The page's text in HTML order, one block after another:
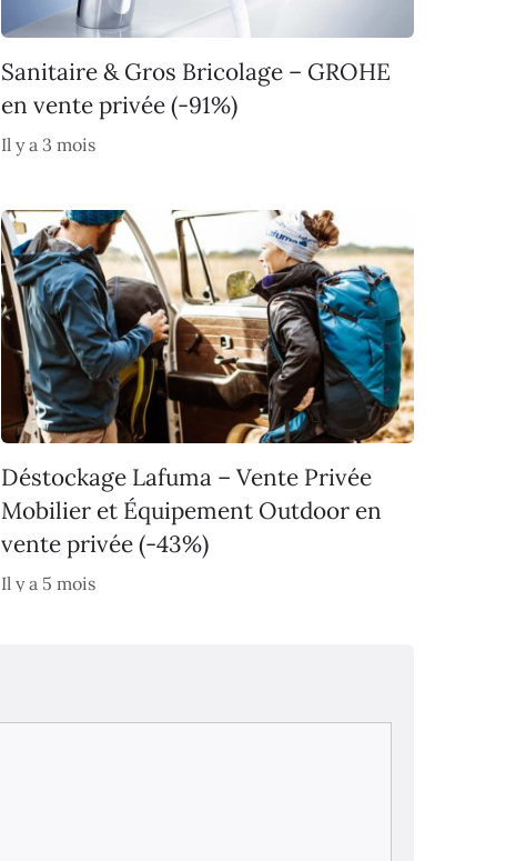
Sanitaire & Gros Bricolage – GROHE
en vente privée (-91%)
Il y a 3 mois
Déstockage Lafuma – Vente Privée
Mobilier et Équipement Outdoor en
vente privée (-43%)
Il y a 5 mois